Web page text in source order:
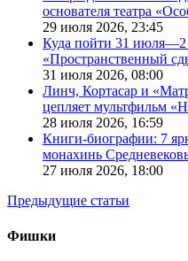
основателя театра
29 июля 2026, 23:45
Куда пойти 31 июля—2
«Пространственный
31 июля 2026, 08:00
Линч, Кортасар и
цепляет мультфильм
28 июля 2026, 16:59
Книги-биографии: 7
монахинь
27 июля 2026, 18:00
Предыдущие статьи
Фишки